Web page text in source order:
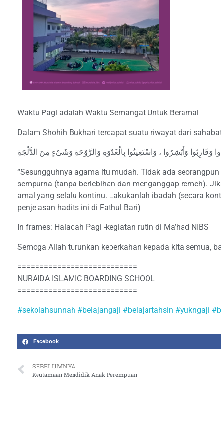
Waktu Pagi adalah Waktu Semangat Untuk Beramal
Dalam Shohih Bukhari terdapat suatu riwayat dari
وَقَارِبُوا وَأَبْشِرُوا ، وَاسْتَعِينُوا بِالْغَدْوَةِ وَالرَّوْحَةِ وَشَىْءٍ مِنَ الدُّلْجَةِ
“Sesungguhnya agama itu mudah. Tidak ada
sempurna (tanpa berlebihan dan menganggap remeh).
amal yang selalu kontinu. Lakukanlah ibadah (secara
penjelasan hadits ini di Fathul Bari)
In frames: Halaqah Pagi -kegiatan rutin di Ma’had NIBS
Semoga Allah turunkan keberkahan kepada kita semua,
===========================
NURAIDA ISLAMIC BOARDING SCHOOL
===========================
#sekolahsunnah #belajangaji #belajartahsin #yukngaji
Facebook
SEBELUMNYA
Keutamaan Mendidik Anak Perempuan